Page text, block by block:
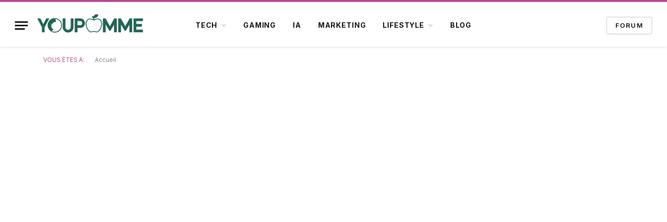
TECH GAMING IA MARKETING LIFESTYLE BLOG FORUM
VOUS ÊTES À: Accueil